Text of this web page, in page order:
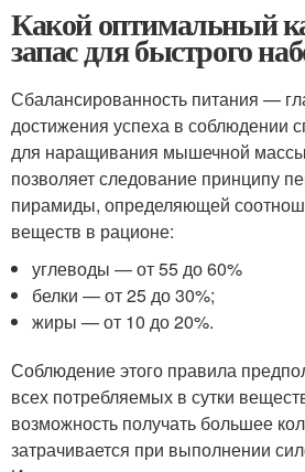
Какой оптимальный
запас для быстрого
Сбалансированность питания —
достижения успеха в соблюдении
для наращивания мышечной
позволяет следование принципу
пирамиды, определяющей
веществ в рационе:
углеводы — от 55 до 60%
белки — от 25 до 30%;
жиры — от 10 до 20%.
Соблюдение этого правила
всех потребляемых в сутки
возможность получать большее
затрачивается при выполнении